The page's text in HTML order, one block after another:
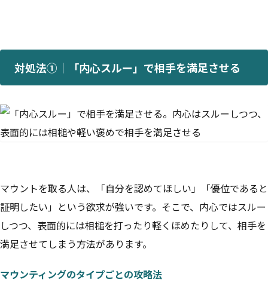
対処法①｜「内心スルー」で相手を満足させる
マウントを取る人は、「自分を認めてほしい」「優位であると
証明したい」という欲求が強いです。そこで、内心ではスルー
しつつ、表面的には相槌を打ったり軽くほめたりして、相手を
満足させてしまう方法があります。
マウンティングのタイプごとの攻略法